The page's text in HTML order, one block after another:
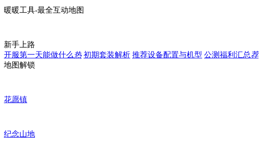
暖暖工具-最全互动地图
新手上路
开服第一天能做什么 热 初期套装解析 推荐设备配置与机型 公测福利汇总荐
地图解锁
花愿镇
纪念山地